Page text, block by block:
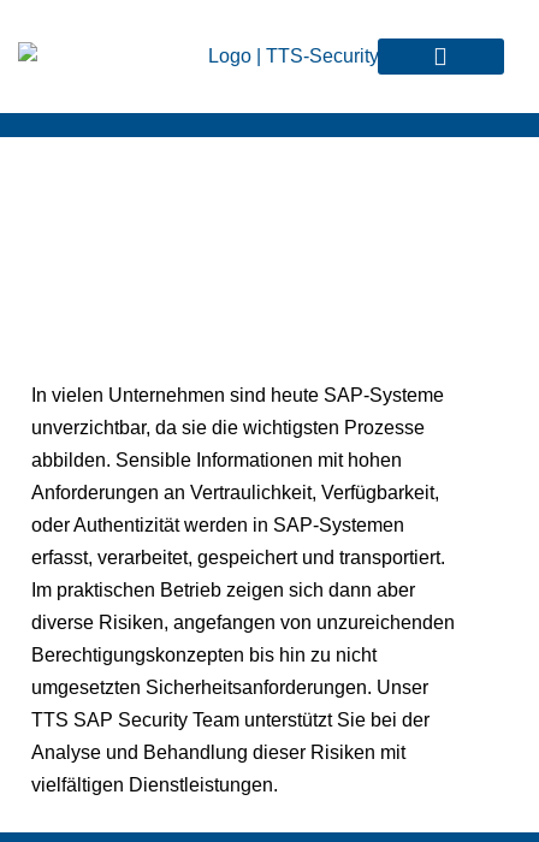
In vielen Unternehmen sind heute SAP-Systeme
unverzichtbar, da sie die wichtigsten Prozesse
abbilden. Sensible Informationen mit hohen
Anforderungen an Vertraulichkeit, Verfügbarkeit,
oder Authentizität werden in SAP-Systemen
erfasst, verarbeitet, gespeichert und transportiert.
Im praktischen Betrieb zeigen sich dann aber
diverse Risiken, angefangen von unzureichenden
Berechtigungskonzepten bis hin zu nicht
umgesetzten Sicherheitsanforderungen. Unser
TTS SAP Security Team unterstützt Sie bei der
Analyse und Behandlung dieser Risiken mit
vielfältigen Dienstleistungen.